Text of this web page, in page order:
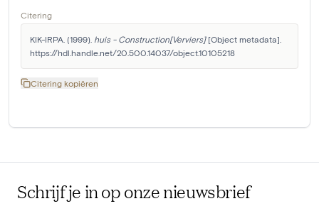
Citering
KIK-IRPA. (1999). huis - Construction[Verviers] [Object metadata].
https://hdl.handle.net/20.500.14037/object.10105218
Citering kopiëren
Schrijf je in op onze nieuwsbrief